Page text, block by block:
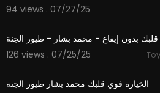
94 views . 07/27/25
بدون إيقاع - محمد بشار - طيور الجنة
126 views . 07/25/25
الخيارة قوي قلبك محمد بشار طيور الجنة